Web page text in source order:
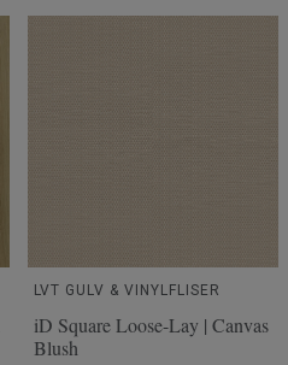
LVT GULV & VINYLFLISER
iD Square Loose-Lay | Canvas
Blush